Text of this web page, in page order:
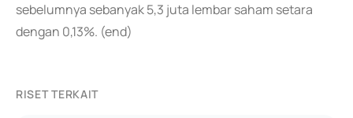
sebelumnya sebanyak 5,3 juta lembar saham setara
dengan 0,13%. (end)
RISET TERKAIT